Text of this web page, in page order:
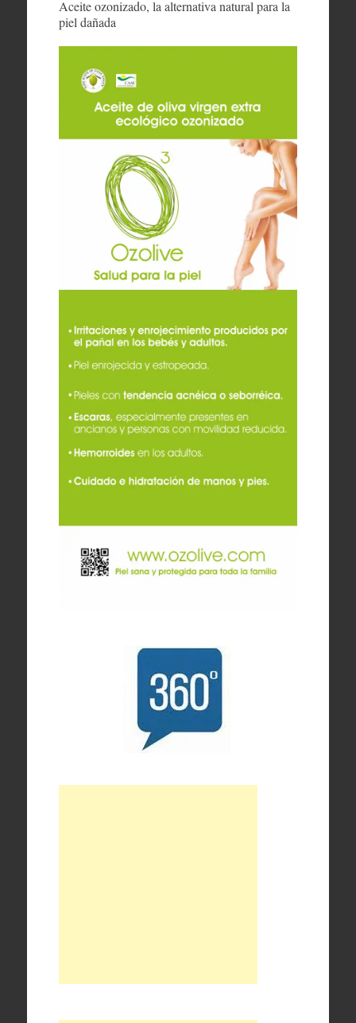
Aceite ozonizado, la alternativa natural para la
piel dañada